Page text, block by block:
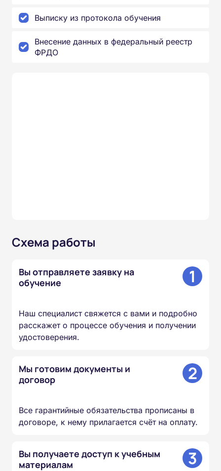
Выписку из протокола обучения
Внесение данных в федеральный реестр
ФРДО
Схема работы
Вы отправляете заявку на
обучение
1
Наш специалист свяжется с вами и подробно
расскажет о процессе обучения и получении
удостоверения.
Мы готовим документы и
договор
2
Все гарантийные обязательства прописаны в
договоре, к нему прилагается счёт на оплату.
Вы получаете доступ к учебным
материалам
3